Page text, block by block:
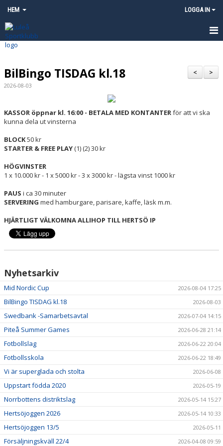
HEM LOGGA IN
HEM
NYHETER
KONTAKT
FÖRENINGSKALENDER
MATCHER
PROFILKLÄDER
SAMARBETSPARTNERS
>
<
BilBingo TISDAG kl.18
2026-08-03
KASSOR öppnar kl. 16:00 - BETALA MED KONTANTER för att vi ska
kunna dela ut vinsterna
BLOCK50 kr
STARTER & FREE PLAY(1) (2) 30 kr
HÖGVINSTER
1 x 10.000 kr - 1 x 5000 kr - 3 x 3000 kr - lägsta vinst 1000 kr
PAUS i ca 30 minuter
SERVERING med hamburgare, parisare, kaffe, läsk m.m.
HJÄRTLIGT VÄLKOMNA ALLIHOP TILL HERTSÖ IP
Nyhetsarkiv
Mid Nordic Cup 2026-08-04 17:25
BilBingo TISDAG kl.18 2026-08-03
Swedbank -Samarbetsavtal 2026-07-04 14:15
Piteå Summer Games 2026-06-28 21:14
Fotbollslag 2026-06-22 20:04
Fotbollsskola 2026-06-22 18:49
Vi är superglada och stolta 2026-06-08
Uppstart födda 2020 2026-05-19
Norrbottens distriktslag 2026-05-14 15:27
Hertsöjoggen 2026 2026-05-14 10:33
Hertsöjoggen 13/5 2026-05-11
Försäljningskväll 22/4 2026-04-08 09:59